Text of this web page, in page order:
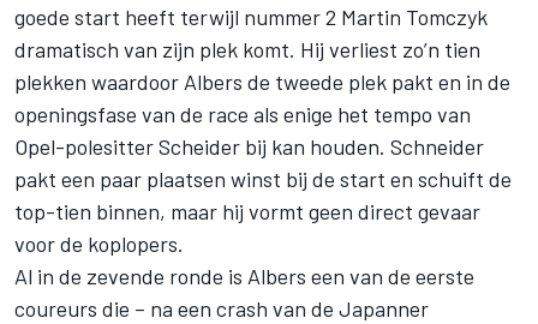
goede start heeft terwijl nummer 2 Martin Tomczyk
dramatisch van zijn plek komt. Hij verliest zo’n tien
plekken waardoor Albers de tweede plek pakt en in de
openingsfase van de race als enige het tempo van
Opel-polesitter Scheider bij kan houden. Schneider
pakt een paar plaatsen winst bij de start en schuift de
top-tien binnen, maar hij vormt geen direct gevaar
voor de koplopers.
Al in de zevende ronde is Albers een van de eerste
coureurs die – na een crash van de Japanner